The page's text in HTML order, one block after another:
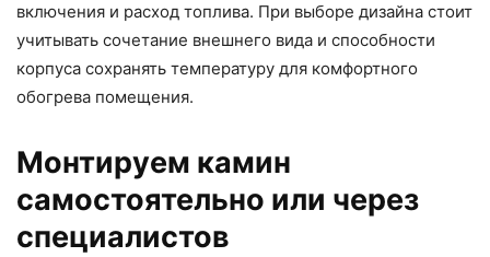
включения и расход топлива. При выборе дизайна стоит
учитывать сочетание внешнего вида и способности
корпуса сохранять температуру для комфортного
обогрева помещения.
Монтируем камин
самостоятельно или через
специалистов